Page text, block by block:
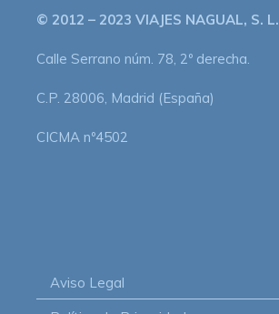
© 2012 – 2023 VIAJES NAGUAL, S. L.
Calle Serrano núm. 78, 2º derecha.
C.P. 28006, Madrid (España)
CICMA nº4502
Aviso Legal